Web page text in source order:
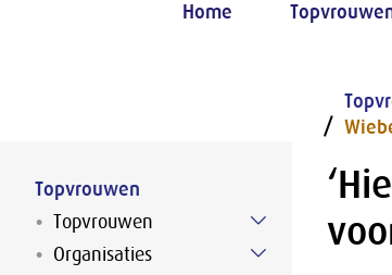
Home
Topvrouwen
Topvrouwen
Organisaties